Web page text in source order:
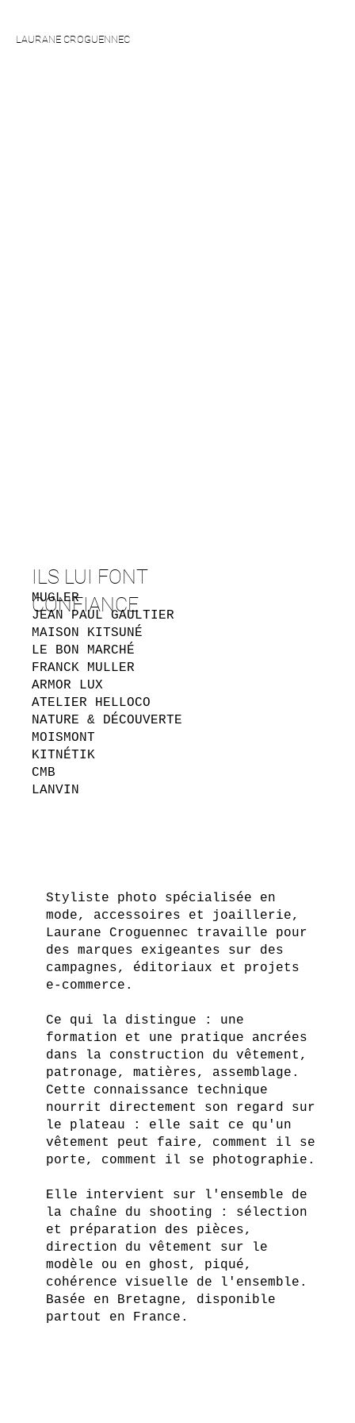
LAURANE CROGUENNEC
ILS LUI FONT
CONFIANCE
MUGLER
JEAN PAUL GAULTIER
MAISON KITSUNÉ
LE BON MARCHÉ
FRANCK MULLER
ARMOR LUX
ATELIER HELLOCO
NATURE & DÉCOUVERTE
MOISMONT
KITNÉTIK
CMB
LANVIN
Styliste photo spécialisée en
mode, accessoires et joaillerie,
Laurane Croguennec travaille pour
des marques exigeantes sur des
campagnes, éditoriaux et projets
e-commerce.
Ce qui la distingue : une
formation et une pratique ancrées
dans la construction du vêtement,
patronage, matières, assemblage.
Cette connaissance technique
nourrit directement son regard sur
le plateau : elle sait ce qu'un
vêtement peut faire, comment il se
porte, comment il se photographie.
Elle intervient sur l'ensemble de
la chaîne du shooting : sélection
et préparation des pièces,
direction du vêtement sur le
modèle ou en ghost, piqué,
cohérence visuelle de l'ensemble.
Basée en Bretagne, disponible
partout en France.